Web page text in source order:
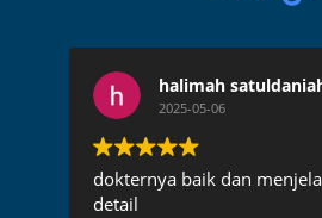
halimah
2025-05-06
dokternya baik dan
detail